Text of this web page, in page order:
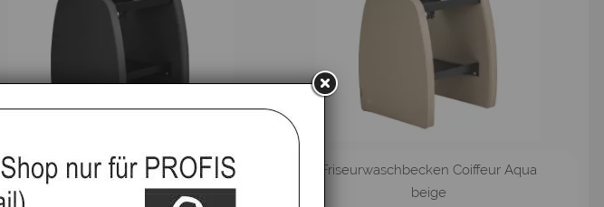
Friseurwaschbecken Coiffeur Water
schwarz
Friseurwaschbecken Coiffeur Aqua
beige